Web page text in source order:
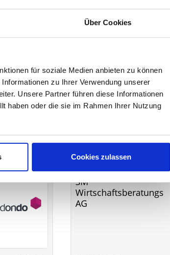
Über Cookies
für soziale Medien anbieten zu können
zu Ihrer Verwendung unserer
Unsere Partner führen diese Informationen
haben oder die sie im Rahmen Ihrer Nutzung
Cookies zulassen
SM
Wirtschaftsberatungs
AG